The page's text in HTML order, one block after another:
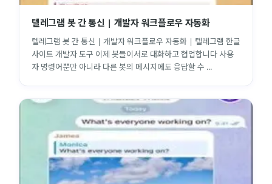
텔레그램 봇 간 통신 | 개발자 워크플로우 자동화
텔레그램 봇 간 통신 | 개발자 워크플로우 자동화 | 텔레그램 한글
사이트 개발자 도구 이제 봇들이서로 대화하고 협업합니다 사용
자 명령어뿐만 아니라 다른 봇의 메시지에도 응답할 수 ...